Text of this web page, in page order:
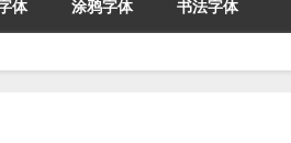
体 涂鸦字体 书法字体